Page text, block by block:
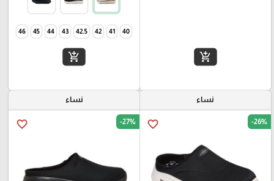
add_shopping_cart
40
41
42
42.5
43
44
45
46
add_shopping_cart
نساء
favorite_border -26%
نساء
favorite_border -27%